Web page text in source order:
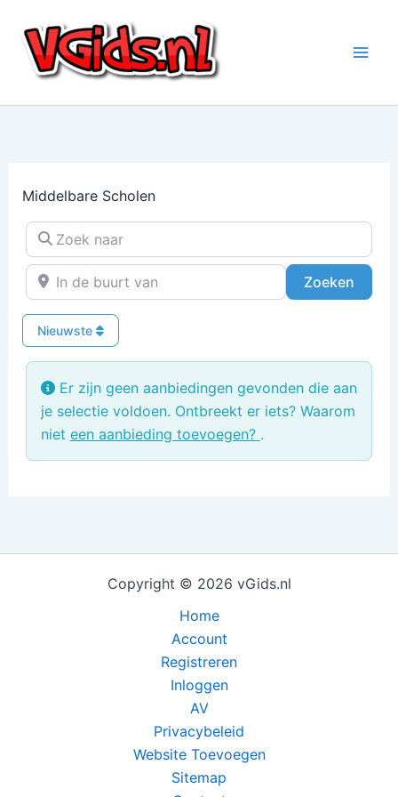
naar
inhoud
Middelbare Scholen
Zoek naar
In de buurt van
Zoeken
Nieuwste
Er zijn geen aanbiedingen gevonden die aan
je selectie voldoen. Ontbreekt er iets? Waarom
niet een aanbieding toevoegen? .
Copyright © 2026 vGids.nl
Home
Account
Registreren
Inloggen
AV
Privacybeleid
Website Toevoegen
Sitemap